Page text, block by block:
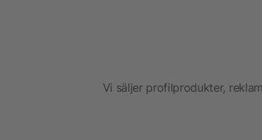
Vi säljer profilprodukter,